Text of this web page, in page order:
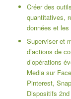
Créer des
quantitatives,
données et
Superviser et
d’actions de
d’opérations
Media sur
Pinterest,
Dispositifs